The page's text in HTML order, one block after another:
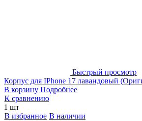
Быстрый просмотр
Корпус для IPhone 17 лавандовый
В корзину Подробнее
К сравнению
1 шт
В избранное В наличии